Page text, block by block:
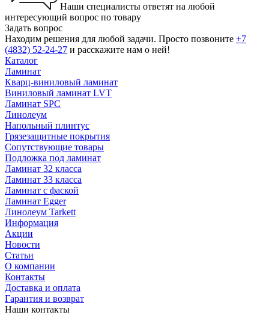
Наши специалисты ответят на любой
интересующий вопрос по товару
Задать вопрос
Находим решения для любой задачи. Просто позвоните +7
(4832) 52-24-27 и расскажите нам о ней!
Каталог
Ламинат
Кварц-виниловый ламинат
Виниловый ламинат LVT
Ламинат SPC
Линолеум
Напольный плинтус
Грязезащитные покрытия
Сопутствующие товары
Подложка под ламинат
Ламинат 32 класса
Ламинат 33 класса
Ламинат с фаской
Ламинат Egger
Линолеум Tarkett
Информация
Акции
Новости
Статьи
О компании
Контакты
Доставка и оплата
Гарантия и возврат
Наши контакты